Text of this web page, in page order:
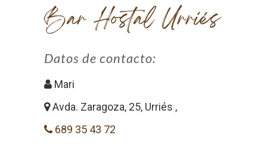
Bar Hostal Urriés
Datos de contacto:
Mari
Avda. Zaragoza, 25, Urriés ,
689 35 43 72